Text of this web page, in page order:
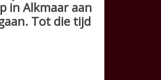
in Alkmaar aan
Tot die tijd